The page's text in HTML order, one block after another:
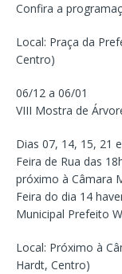
Confira a
Local: Praça da
Centro)
06/12 a 06/01
VIII Mostra de
Dias 07, 14, 15, 21
Feira de Rua das
próximo à Câmara
Feira do dia 14
Municipal Prefeito
Local: Próximo à
Hardt, Centro)